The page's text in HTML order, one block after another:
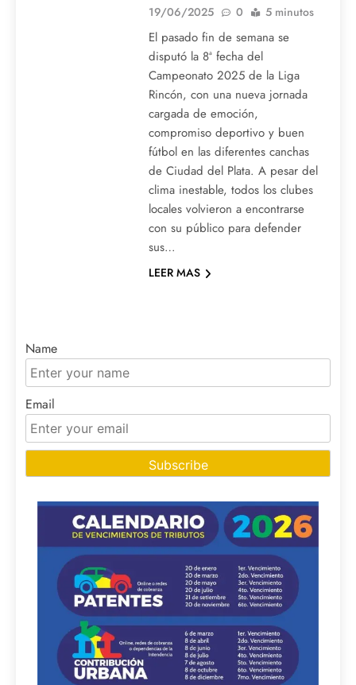
19/06/2025
0 5 minutos
El pasado fin de semana se
disputó la 8ª fecha del
Campeonato 2025 de la Liga
Rincón, con una nueva jornada
cargada de emoción,
compromiso deportivo y buen
fútbol en las diferentes canchas
de Ciudad del Plata. A pesar del
clima inestable, todos los clubes
locales volvieron a encontrarse
con su público para defender
sus…
LEER MAS
Name
Email